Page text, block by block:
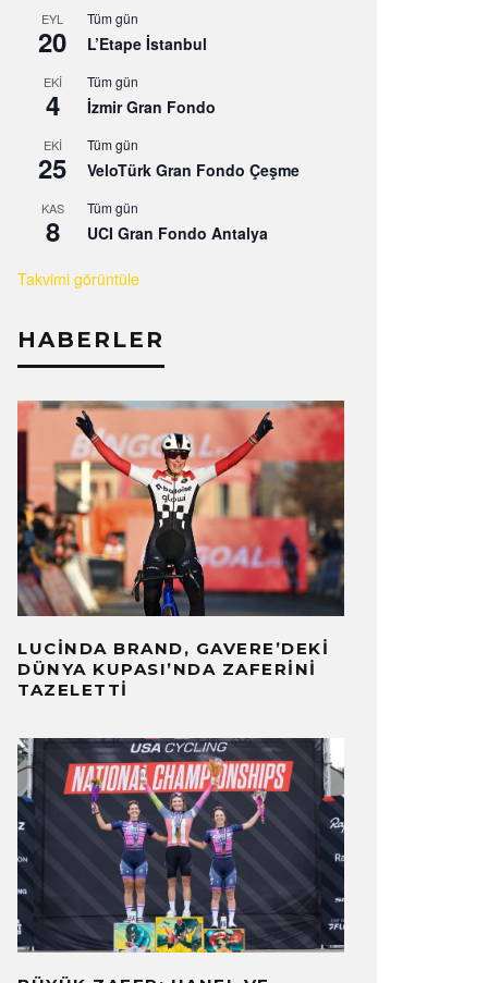
EYL
20
Tüm gün
L’Etape İstanbul
EKI
4
Tüm gün
İzmir Gran Fondo
EKI
25
Tüm gün
VeloTürk Gran Fondo Çeşme
KAS
8
Tüm gün
UCI Gran Fondo Antalya
Takvimi görüntüle
HABERLER
LUCINDA BRAND, GAVERE’DEKI
DÜNYA KUPASI’NDA ZAFERINI
TAZELETTI